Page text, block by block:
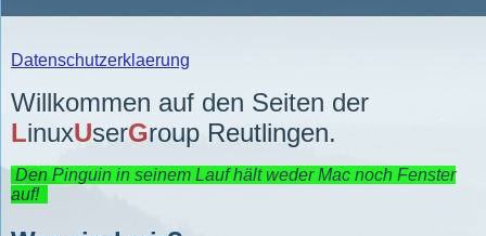
Datenschutzerklaerung
Willkommen auf den Seiten der
LinuxUserGroup Reutlingen.
Den Pinguin in seinem Lauf hält weder Mac noch Fenster
auf!